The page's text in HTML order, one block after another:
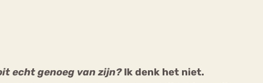
echt genoeg van zijn?Ik denk het niet.